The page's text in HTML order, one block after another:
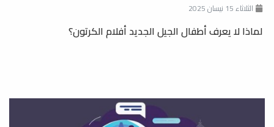
الثلاثاء 15 نيسان 2025
لماذا لا يعرف أطفال الجيل الجديد أفلام الكرتون؟